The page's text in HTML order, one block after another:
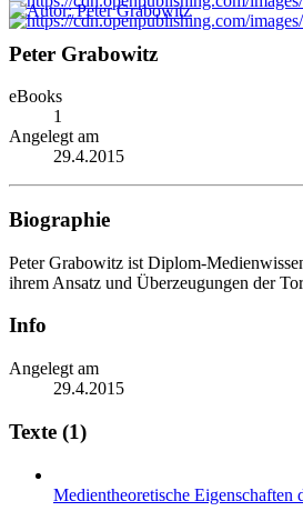
Peter Grabowitz
eBooks
1
Angelegt am
29.4.2015
Biographie
Peter Grabowitz ist Diplom-
ihrem Ansatz und Überzeugungen der
Info
Angelegt am
29.4.2015
Texte (1)
Medientheoretische